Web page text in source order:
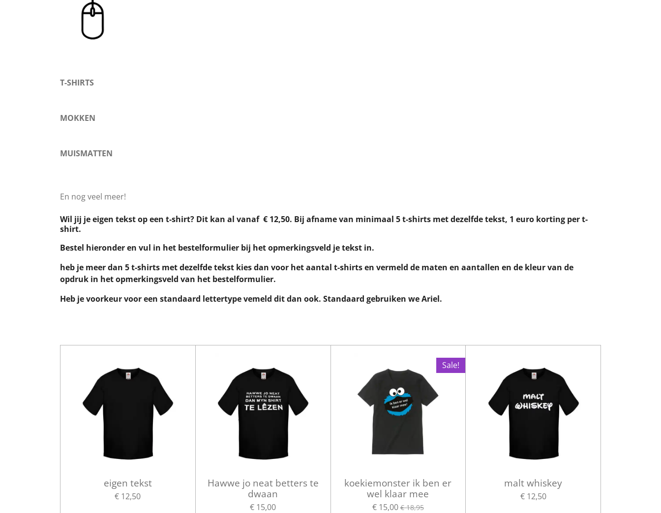
T-SHIRTS
MOKKEN
MUISMATTEN
En nog veel meer!
Wil jij je eigen tekst op een t-shirt? Dit kan al vanaf € 12,50. Bij afname van minimaal 5 t-shirts met dezelfde tekst, 1 euro korting per t-
shirt.
Bestel hieronder en vul in het bestelformulier bij het opmerkingsveld je tekst in.
heb je meer dan 5 t-shirts met dezelfde tekst kies dan voor het aantal t-shirts en vermeld de maten en aantallen en de kleur van de
opdruk in het opmerkingsveld van het bestelformulier.
Heb je voorkeur voor een standaard lettertype vemeld dit dan ook. Standaard gebruiken we Ariel.
eigen tekst
€ 12,50
Hawwe jo neat betters te
dwaan
€ 15,00
Sale!
koekiemonster ik ben er
wel klaar mee
€ 15,00 € 18,95
malt whiskey
€ 12,50